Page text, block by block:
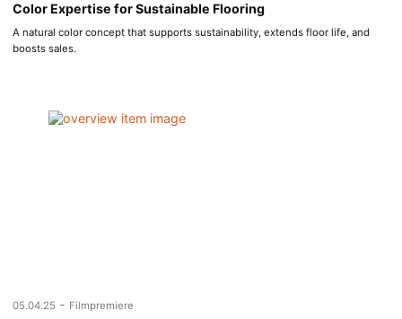
Color Expertise for Sustainable Flooring
A natural color concept that supports sustainability, extends floor life, and
boosts sales.
05.04.25 - Filmpremiere